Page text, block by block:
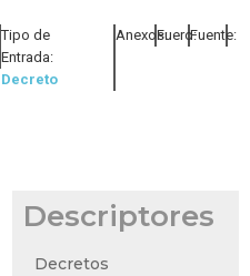
Tipo de
Entrada:
Decreto
Anexos:Fuero:Fuente:
Descriptores
Decretos